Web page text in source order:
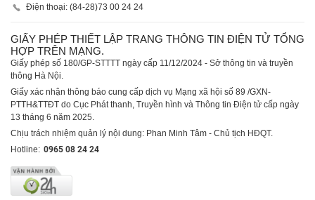
Điện thoại: (84-28)73 00 24 24
GIẤY PHÉP THIẾT LẬP TRANG THÔNG TIN ĐIỆN TỬ TỔNG
HỢP TRÊN MẠNG.
Giấy phép số 180/GP-STTTT ngày cấp 11/12/2024 - Sở thông tin và truyền
thông Hà Nội.
Giấy xác nhận thông báo cung cấp dịch vụ Mạng xã hội số 89 /GXN-
PTTH&TTĐT do Cục Phát thanh, Truyền hình và Thông tin Điện tử cấp ngày
13 tháng 6 năm 2025.
Chịu trách nhiệm quản lý nội dung: Phan Minh Tâm - Chủ tịch HĐQT.
Hotline: 0965 08 24 24